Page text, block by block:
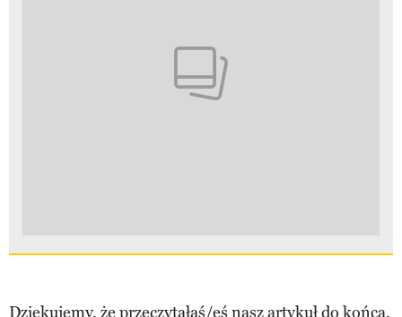
Dziękujemy, że przeczytałaś/eś nasz artykuł do końca.